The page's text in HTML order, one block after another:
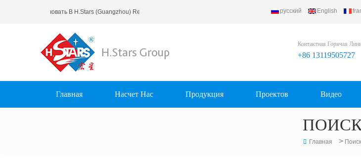
Добро Пожаловать В H.Stars (Guangzhou) Refrigerating Equipment Group Ltd.. русский English
Контактная Горячая
+86 13119505727
Главная Насчет Нас Продукция Проектов Видео
Главная > Поиск